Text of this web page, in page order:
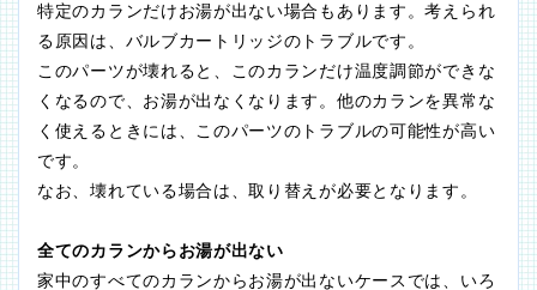
特定のカランだけお湯が出ない場合もあります。考えられ
る原因は、バルブカートリッジのトラブルです。
このパーツが壊れると、このカランだけ温度調節ができな
くなるので、お湯が出なくなります。他のカランを異常な
く使えるときには、このパーツのトラブルの可能性が高い
です。
なお、壊れている場合は、取り替えが必要となります。
全てのカランからお湯が出ない
家中のすべてのカランからお湯が出ないケースでは、いろ